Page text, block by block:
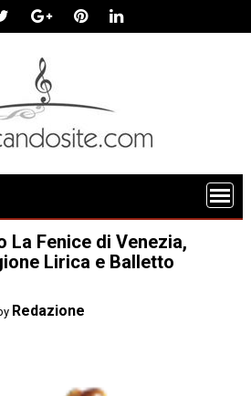
La Fenice di Venezia,
Lirica e Balletto
Redazione